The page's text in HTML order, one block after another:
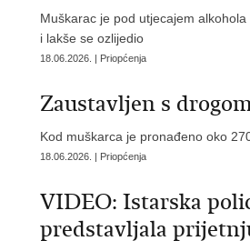
Muškarac je pod utjecajem
i lakše se ozlijedio
18.06.2026. | Priopćenja
Zaustavljen s
Kod muškarca je pronađeno oko
18.06.2026. | Priopćenja
VIDEO: Istarska
predstavljala